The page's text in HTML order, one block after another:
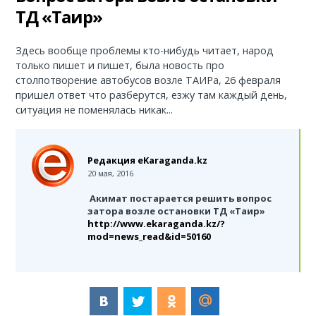
15:38
Популяризацией казахстанского сыра
Новые требования внедряются в Казахстане к
электронным торговым площадкам
14:36
импортировать
14:09
Казахстанцы чаще стали сообщать о
проблемах с займами
В Казахстане появился новый цифровой
портал для рынка электроэнергии
популярный продукт: как обстоят дела в Казахстане
ТД «Таир»
Здесь вообще проблемы кто-нибудь читает, народ
только пишет и пишет, была новость про
столпотворение автобусов возле ТАИРа, 26 февраля
пришел ответ что разберутся, езжу там каждый день,
ситуация не поменялась никак...
Редакция eKaraganda.kz
20 мая, 2016
Акимат постарается решить вопрос
затора возле остановки ТД «Таир»
http://www.ekaraganda.kz/?
mod=news_read&id=50160